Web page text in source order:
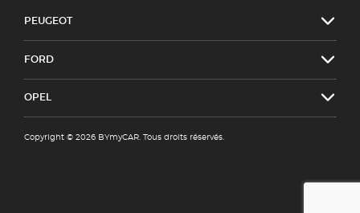
PEUGEOT
FORD
OPEL
Copyright © 2026 BYmyCAR. Tous droits réservés.